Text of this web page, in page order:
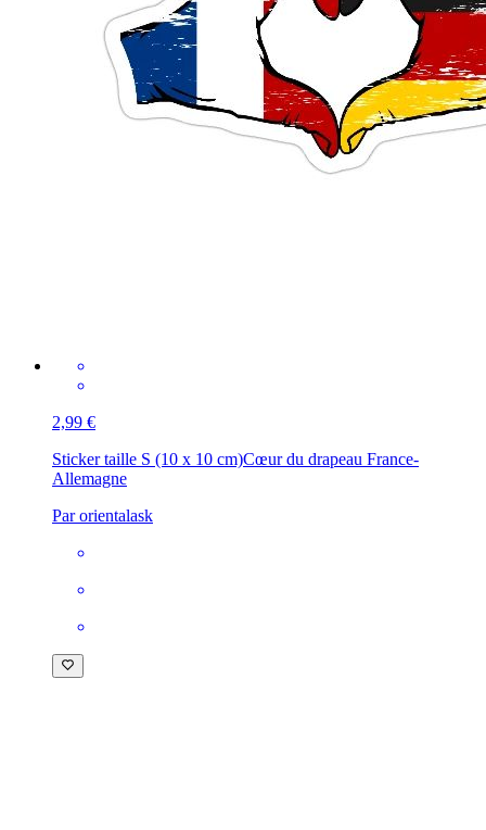
2,99 €
Sticker taille S (10 x 10 cm)Cœur du drapeau France-
Allemagne
Par orientalask